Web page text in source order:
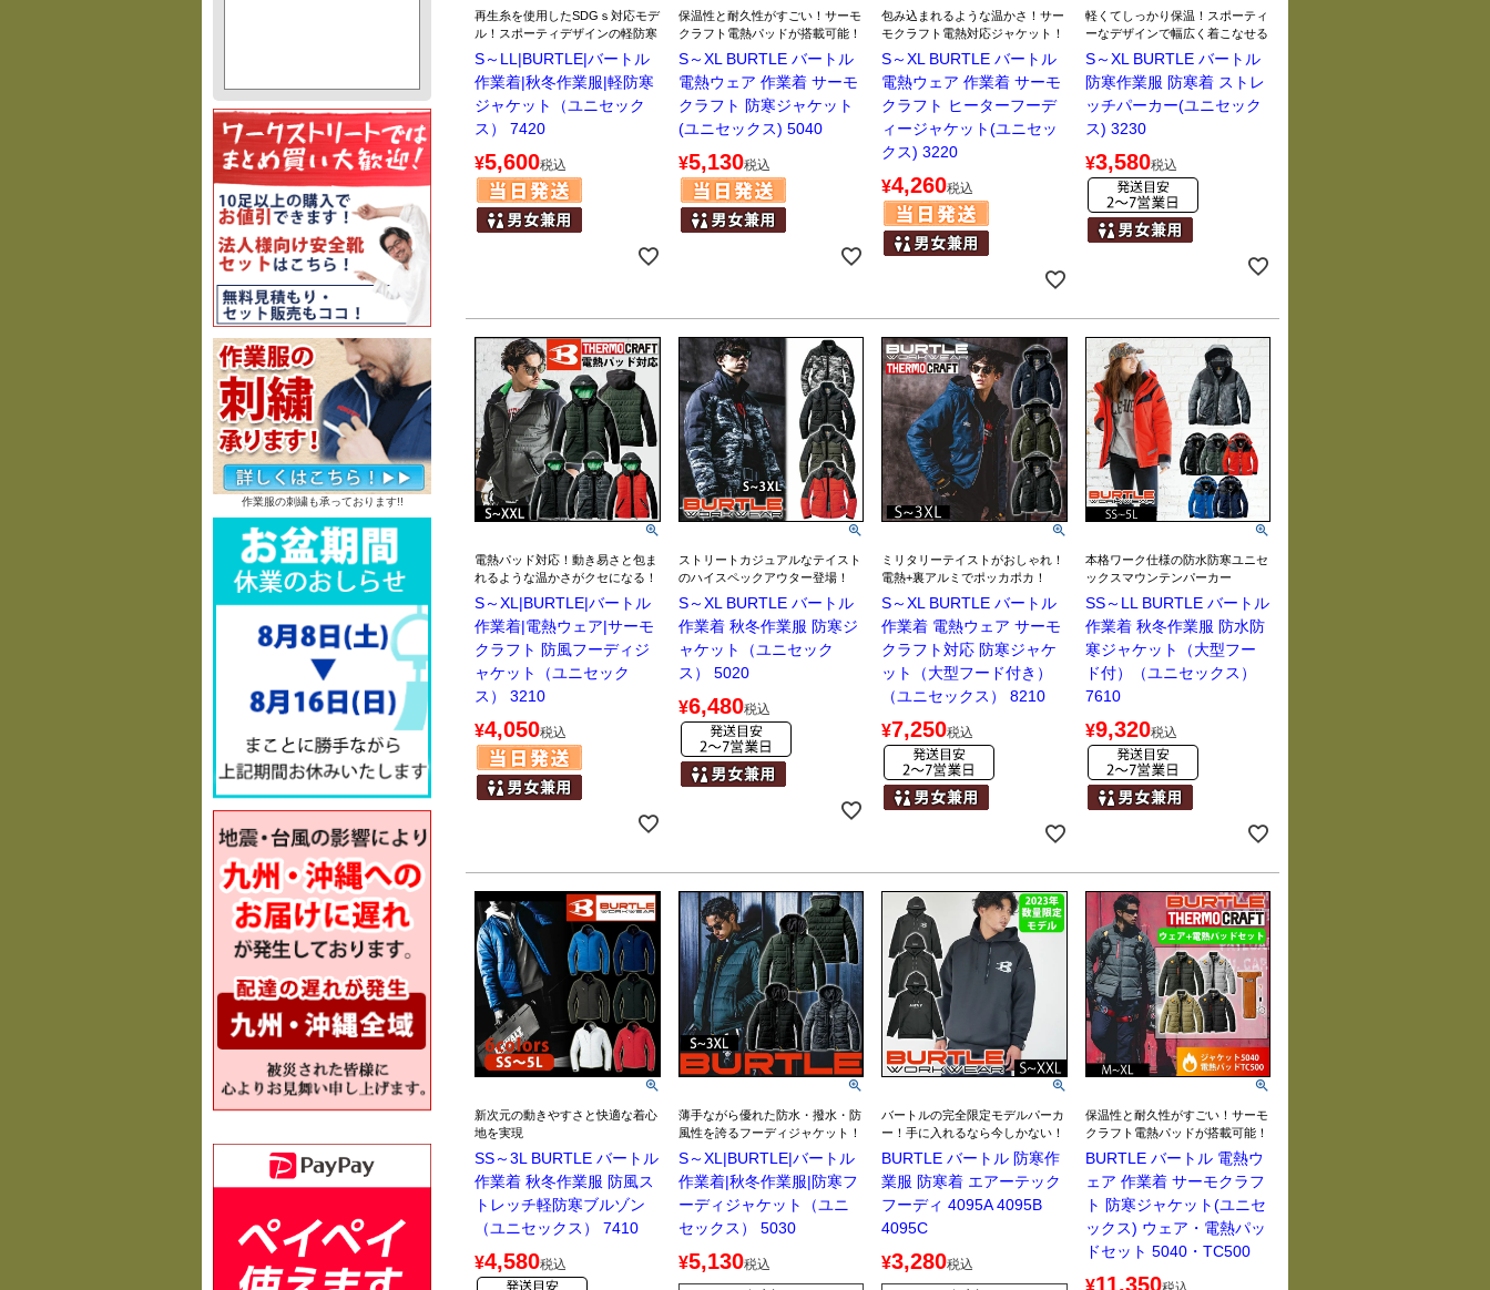
作業服の刺繍も承っております!!
再生糸を使用したSDGｓ対応モデ
ル！スポーティデザインの軽防寒
S～LL|BURTLE|バートル
作業着|秋冬作業服|軽防寒
ジャケット（ユニセック
ス） 7420
¥5,600税込
保温性と耐久性がすごい！サーモ
クラフト電熱パッドが搭載可能！
S～XL BURTLE バートル
電熱ウェア 作業着 サーモ
クラフト 防寒ジャケット
(ユニセックス) 5040
¥5,130税込
包み込まれるような温かさ！サー
モクラフト電熱対応ジャケット！
S～XL BURTLE バートル
電熱ウェア 作業着 サーモ
クラフト ヒーターフーデ
ィージャケット(ユニセッ
クス) 3220
¥4,260税込
軽くてしっかり保温！スポーティ
ーなデザインで幅広く着こなせる
S～XL BURTLE バートル
防寒作業服 防寒着 ストレ
ッチパーカー(ユニセック
ス) 3230
¥3,580税込
電熱パッド対応！動き易さと包ま
れるような温かさがクセになる！
S～XL|BURTLE|バートル
作業着|電熱ウェア|サーモ
クラフト 防風フーディジ
ャケット（ユニセック
ス） 3210
¥4,050税込
ストリートカジュアルなテイスト
のハイスペックアウター登場！
S～XL BURTLE バートル
作業着 秋冬作業服 防寒ジ
ャケット（ユニセック
ス） 5020
¥6,480税込
ミリタリーテイストがおしゃれ！
電熱+裏アルミでポッカポカ！
S～XL BURTLE バートル
作業着 電熱ウェア サーモ
クラフト対応 防寒ジャケ
ット（大型フード付き）
（ユニセックス） 8210
¥7,250税込
本格ワーク仕様の防水防寒ユニセ
ックスマウンテンパーカー
SS～LL BURTLE バートル
作業着 秋冬作業服 防水防
寒ジャケット（大型フー
ド付）（ユニセックス）
7610
¥9,320税込
新次元の動きやすさと快適な着心
地を実現
SS～3L BURTLE バートル
作業着 秋冬作業服 防風ス
トレッチ軽防寒ブルゾン
（ユニセックス） 7410
¥4,580税込
薄手ながら優れた防水・撥水・防
風性を誇るフーディジャケット！
S～XL|BURTLE|バートル
作業着|秋冬作業服|防寒フ
ーディジャケット（ユニ
セックス） 5030
¥5,130税込
バートルの完全限定モデルパーカ
ー！手に入れるなら今しかない！
BURTLE バートル 防寒作
業服 防寒着 エアーテック
フーディ 4095A 4095B
4095C
¥3,280税込
保温性と耐久性がすごい！サーモ
クラフト電熱パッドが搭載可能！
BURTLE バートル 電熱ウ
ェア 作業着 サーモクラフ
ト 防寒ジャケット(ユニセ
ックス) ウェア・電熱パッ
ドセット 5040・TC500
¥11,350